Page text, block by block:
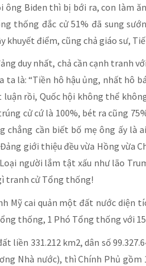
ông Biden thì bị bới ra, con làm
thống đắc cử 51% đã sung
khuyết điểm, cũng chả giáo sư,
duy nhất, chả cần cạnh tranh
ta là: “Tiền hô hậu ủng, nhất hô
rồi, Quốc hội không thể
cử cứ là 100%, bét ra cũng
chẳng cần biết bố mẹ ông ấy là
giới thiệu đều vừa Hồng vừa
người lắm tật xấu như lão
tranh cử Tổng thống!
Mỹ cai quản một đất nước diện
thống, 1 Phó Tổng thống với
liền 331.212 km2, dân số
Nhà nước), thì Chính Phủ